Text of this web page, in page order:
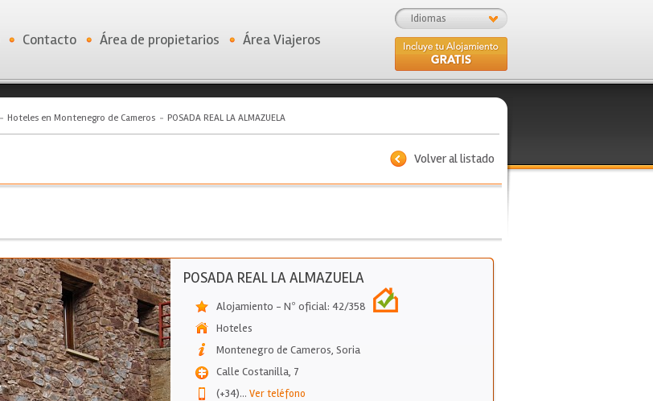
Idiomas
Contacto Área de propietarios Área Viajeros
Hoteles en Montenegro de Cameros POSADA REAL LA ALMAZUELA
Volver al listado
POSADA REAL LA ALMAZUELA
Alojamiento - Nº oficial: 42/358
Hoteles
Montenegro de Cameros, Soria
Calle Costanilla, 7
(+34)... Ver teléfono